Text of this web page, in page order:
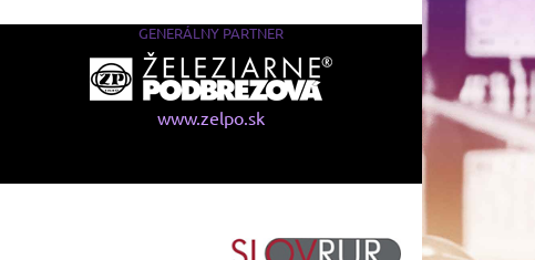
GENERÁLNY PARTNER
www.zelpo.sk